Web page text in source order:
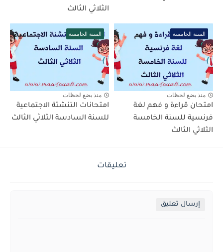
الثلاثي الثالث
السنة الخامسة
منذ بضع لحظات
امتحان قراءة و فهم لغة
فرنسية للسنة الخامسة
الثلاثي الثالث
السنة الخامسة
منذ بضع لحظات
امتحانات التنشئة الاجتماعية
للسنة السادسة الثلاثي الثالث
تعليقات
إرسال تعليق